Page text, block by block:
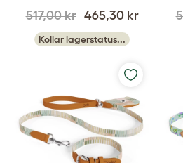
517,00 kr 465,30 kr
Kollar lagerstatus...